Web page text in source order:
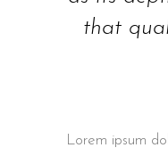
that
Lorem ipsum